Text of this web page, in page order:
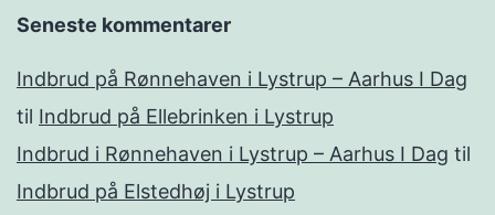
Seneste kommentarer
Indbrud på Rønnehaven i Lystrup – Aarhus I Dag
til Indbrud på Ellebrinken i Lystrup
Indbrud i Rønnehaven i Lystrup – Aarhus I Dag til
Indbrud på Elstedhøj i Lystrup